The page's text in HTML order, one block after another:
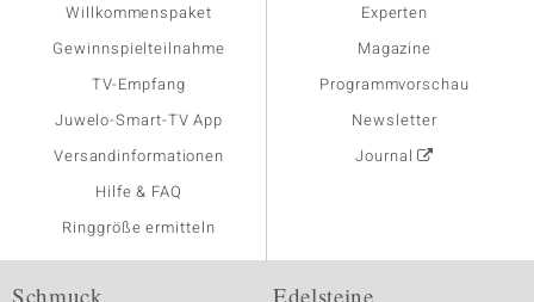
Willkommenspaket
Gewinnspielteilnahme
TV-Empfang
Juwelo-Smart-TV App
Versandinformationen
Hilfe & FAQ
Ringgröße ermitteln
Experten
Magazine
Programmvorschau
Newsletter
Journal
Schmuck Edelsteine